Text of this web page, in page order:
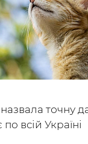
точну
всій Україні